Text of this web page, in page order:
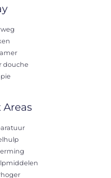
douche
Areas